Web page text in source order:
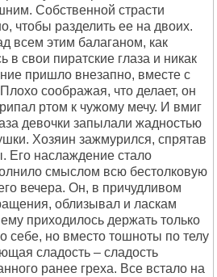
Собственной страсти
чтобы разделить ее на двоих.
всем этим балаганом, как
в свои пиратские глаза и никак
пришло внезапно, вместе с
соображая, что делает, он
ртом к чужому мечу. И вмиг
девочки запылали жадностью
Хозяин зажмурился, спрятав
Его наслаждение стало
смыслом всю бестолковую
вечера. Он, в причудливом
облизывал и ласкам
приходилось держать только
себе, но вместо тошноты по телу
сладость – сладость
ранее греха. Все встало на